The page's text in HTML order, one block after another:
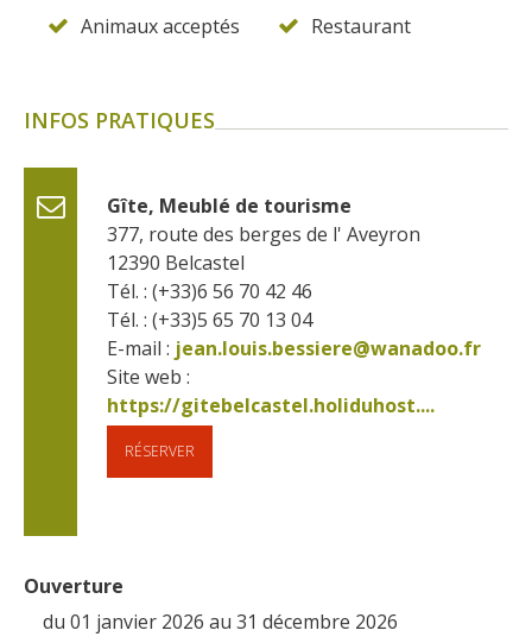
Animaux acceptés
Restaurant
INFOS PRATIQUES
Gîte, Meublé de tourisme
377, route des berges de l' Aveyron
12390 Belcastel
Tél. : (+33)6 56 70 42 46
Tél. : (+33)5 65 70 13 04
E-mail : jean.louis.bessiere@wanadoo.fr
https://gitebelcastel.holiduhost....
RÉSERVER
Ouverture
du 01 janvier 2026 au 31 décembre 2026